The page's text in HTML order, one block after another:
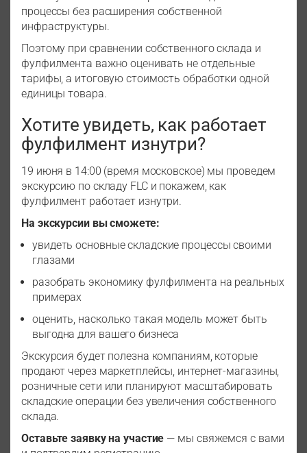
процессы без расширения собственной
инфраструктуры.
Поэтому при сравнении собственного склада и
фулфилмента важно оценивать не отдельные
тарифы, а итоговую стоимость обработки одной
единицы товара.
Хотите увидеть, как работает
фулфилмент изнутри?
19 июня в 14:00 (время московское) мы проведем
экскурсию по складу FLC и покажем, как
фулфилмент работает изнутри.
На экскурсии вы сможете:
увидеть основные складские процессы своими
глазами
разобрать экономику фулфилмента на реальных
примерах
оценить, насколько такая модель может быть
выгодна для вашего бизнеса
Экскурсия будет полезна компаниям, которые
продают через маркетплейсы, интернет-магазины,
розничные сети или планируют масштабировать
складские операции без увеличения собственного
склада.
Оставьте заявку на участие — мы свяжемся с вами